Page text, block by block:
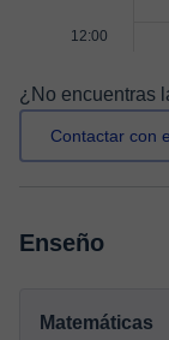
12:00
¿No encuentras
Contactar con
Enseño
Matemáticas